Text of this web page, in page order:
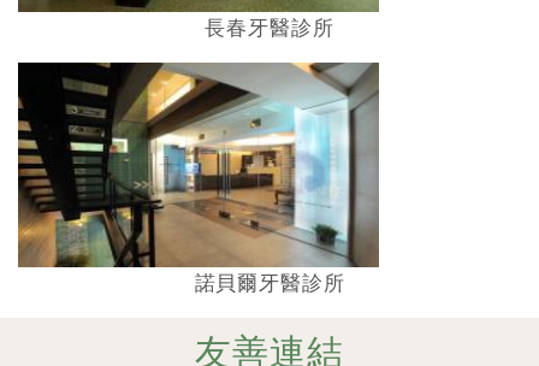
長春牙醫診所
諾貝爾牙醫診所
友善連結